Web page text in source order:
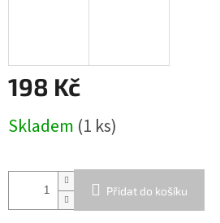
198 Kč
cena:
Skladem (1 ks)
Přidat do košíku